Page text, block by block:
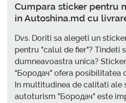
Cumpara sticker pentru
in Autoshina.md cu
Dvs. Doriti sa alegeti un
pentru "calul de fier"? Tindeti
dumneavoastra unica?
"Бородач" ofera posibilitatea
In multitudinea de calitati ale
autoturism "Бородач" este